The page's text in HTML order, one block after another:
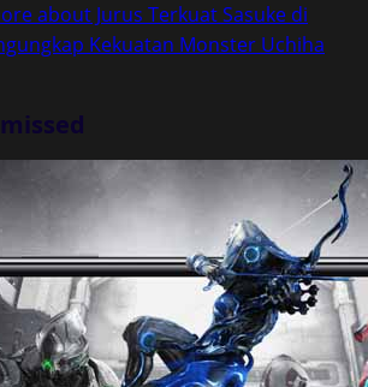
about Jurus Terkuat Sasuke di
Kekuatan Monster Uchiha